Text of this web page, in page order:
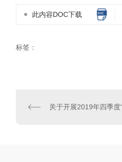
此内容DOC下载
标签：